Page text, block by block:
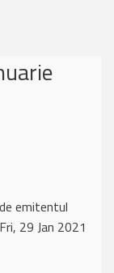
emitentul
29 Jan 2021